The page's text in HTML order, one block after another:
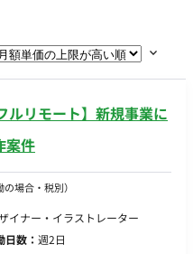
リモート】新規事業に
案件
場合・税別）
イナー・イラストレーター
数： 週2日